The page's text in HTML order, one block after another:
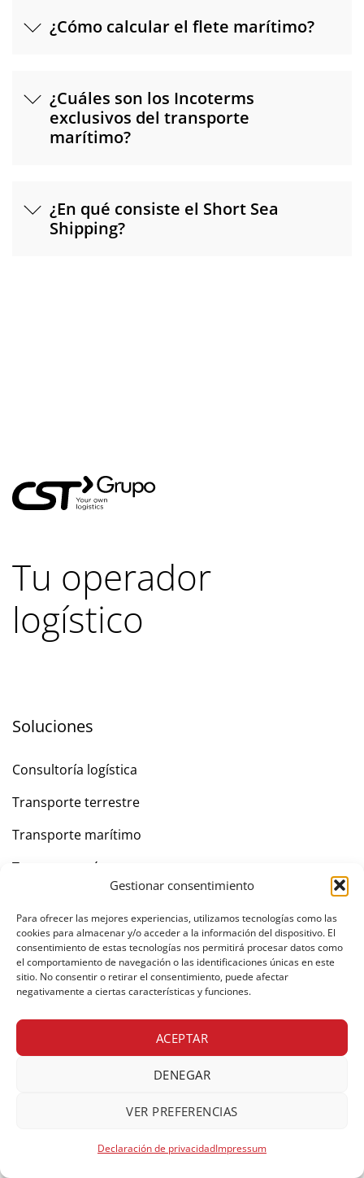
Gestionar consentimiento
Para ofrecer las mejores experiencias, utilizamos tecnologías como las
cookies para almacenar y/o acceder a la información del dispositivo. El
consentimiento de estas tecnologías nos permitirá procesar datos como
el comportamiento de navegación o las identificaciones únicas en este
sitio. No consentir o retirar el consentimiento, puede afectar
negativamente a ciertas características y funciones.
ACEPTAR
DENEGAR
VER PREFERENCIAS
Declaración de privacidadImpressum
¿Cómo calcular el flete marítimo?
¿Cuáles son los Incoterms
exclusivos del transporte
marítimo?
¿En qué consiste el Short Sea
Shipping?
Tu operador
logístico
Soluciones
Consultoría logística
Transporte terrestre
Transporte marítimo
Transporte aéreo
Sectores
Transporte de Materiales de Construcción